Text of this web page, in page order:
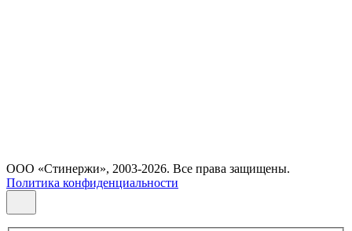
ООО «Стинержи», 2003-2026. Все права защищены.
Политика конфиденциальности